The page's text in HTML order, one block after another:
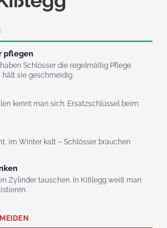
pflegen
Schlösser die regelmäßig Pflege
hält sie geschmeidig.
kennt man sich. Ersatzschlüssel beim
im Winter kalt – Schlösser brauchen
Zylinder tauschen. In Kißlegg weiß man